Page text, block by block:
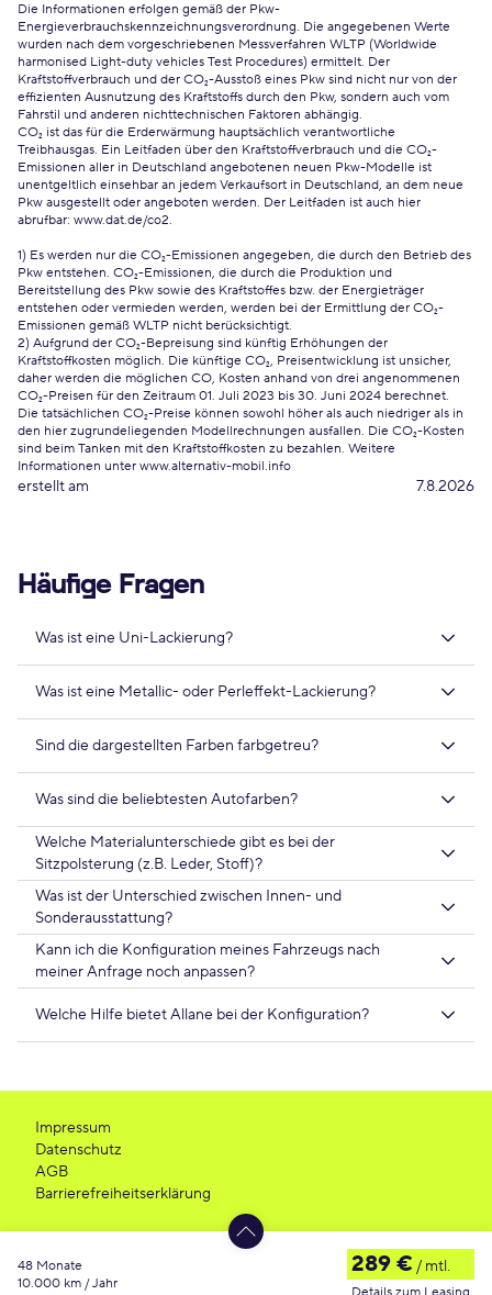
Die Informationen erfolgen gemäß der Pkw-
Energieverbrauchskennzeichnungsverordnung. Die angegebenen Werte
wurden nach dem vorgeschriebenen Messverfahren WLTP (Worldwide
harmonised Light-duty vehicles Test Procedures) ermittelt. Der
Kraftstoffverbrauch und der CO₂-Ausstoß eines Pkw sind nicht nur von der
effizienten Ausnutzung des Kraftstoffs durch den Pkw, sondern auch vom
Fahrstil und anderen nichttechnischen Faktoren abhängig.
CO₂ ist das für die Erderwärmung hauptsächlich verantwortliche
Treibhausgas. Ein Leitfaden über den Kraftstoffverbrauch und die CO₂-
Emissionen aller in Deutschland angebotenen neuen Pkw-Modelle ist
unentgeltlich einsehbar an jedem Verkaufsort in Deutschland, an dem neue
Pkw ausgestellt oder angeboten werden. Der Leitfaden ist auch hier
abrufbar: www.dat.de/co2.
1) Es werden nur die CO₂-Emissionen angegeben, die durch den Betrieb des
Pkw entstehen. CO₂-Emissionen, die durch die Produktion und
Bereitstellung des Pkw sowie des Kraftstoffes bzw. der Energieträger
entstehen oder vermieden werden, werden bei der Ermittlung der CO₂-
Emissionen gemäß WLTP nicht berücksichtigt.
2) Aufgrund der CO₂-Bepreisung sind künftig Erhöhungen der
Kraftstoffkosten möglich. Die künftige CO₂, Preisentwicklung ist unsicher,
daher werden die möglichen CO, Kosten anhand von drei angenommenen
CO₂-Preisen für den Zeitraum 01. Juli 2023 bis 30. Juni 2024 berechnet.
Die tatsächlichen CO₂-Preise können sowohl höher als auch niedriger als in
den hier zugrundeliegenden Modellrechnungen ausfallen. Die CO₂-Kosten
sind beim Tanken mit den Kraftstoffkosten zu bezahlen. Weitere
Informationen unter www.alternativ-mobil.info
erstellt am 7.8.2026
Häufige Fragen
Was ist eine Uni-Lackierung?
Was ist eine Metallic- oder Perleffekt-Lackierung?
Sind die dargestellten Farben farbgetreu?
Was sind die beliebtesten Autofarben?
Welche Materialunterschiede gibt es bei der
Sitzpolsterung (z.B. Leder, Stoff)?
Was ist der Unterschied zwischen Innen- und
Sonderausstattung?
Kann ich die Konfiguration meines Fahrzeugs nach
meiner Anfrage noch anpassen?
Welche Hilfe bietet Allane bei der Konfiguration?
48 Monate
10.000 km / Jahr
289 € / mtl.
Impressum
Datenschutz
AGB
Barrierefreiheitserklärung